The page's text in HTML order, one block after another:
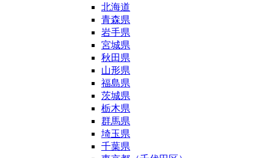
北海道
青森県
岩手県
宮城県
秋田県
山形県
福島県
茨城県
栃木県
群馬県
埼玉県
千葉県